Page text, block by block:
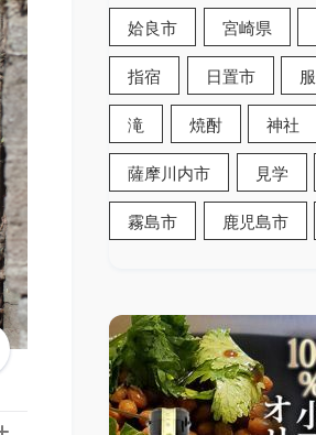
姶良市 宮崎県
指宿 日置市 服
滝 焼酎 神社
薩摩川内市 見学
霧島市 鹿児島市